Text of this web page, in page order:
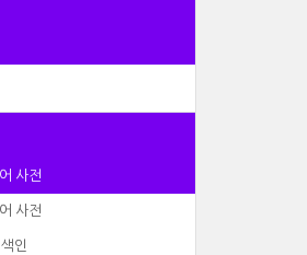
사전
사전
인